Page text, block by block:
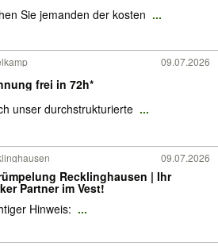
Sie jemanden der kosten ...
09.07.2026
frei in 72h*
unser durchstrukturierte ...
09.07.2026
Recklinghausen | Ihr
Partner im Vest!
Hinweis: ...